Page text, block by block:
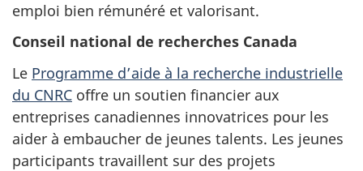
emploi bien rémunéré et valorisant.
Conseil national de recherches Canada
Le Programme d’aide à la recherche industrielle
du CNRC offre un soutien financier aux
entreprises canadiennes innovatrices pour les
aider à embaucher de jeunes talents. Les jeunes
participants travaillent sur des projets